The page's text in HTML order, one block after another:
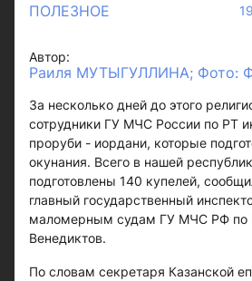
ПОЛЕЗНОЕ
Автор:
Раиля МУТЫГУЛЛИНА; Фото:
За несколько дней до этого
сотрудники ГУ МЧС России по РТ
проруби - иордани, которые
окунания. Всего в нашей
подготовлены 140 купелей,
главный государственный
маломерным судам ГУ МЧС РФ
Венедиктов.
По словам секретаря Казанской